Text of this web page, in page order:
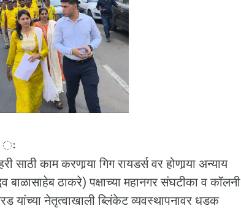
ः
साठी काम करणार्‍या गिग रायडर्स वर होणार्‍या अन्याय
बाळासाहेब ठाकरे) पक्षाच्या महानगर संघटीका व कॉलनी
यांच्या नेतृत्वाखाली ब्लिंकेट व्यवस्थापनावर धडक